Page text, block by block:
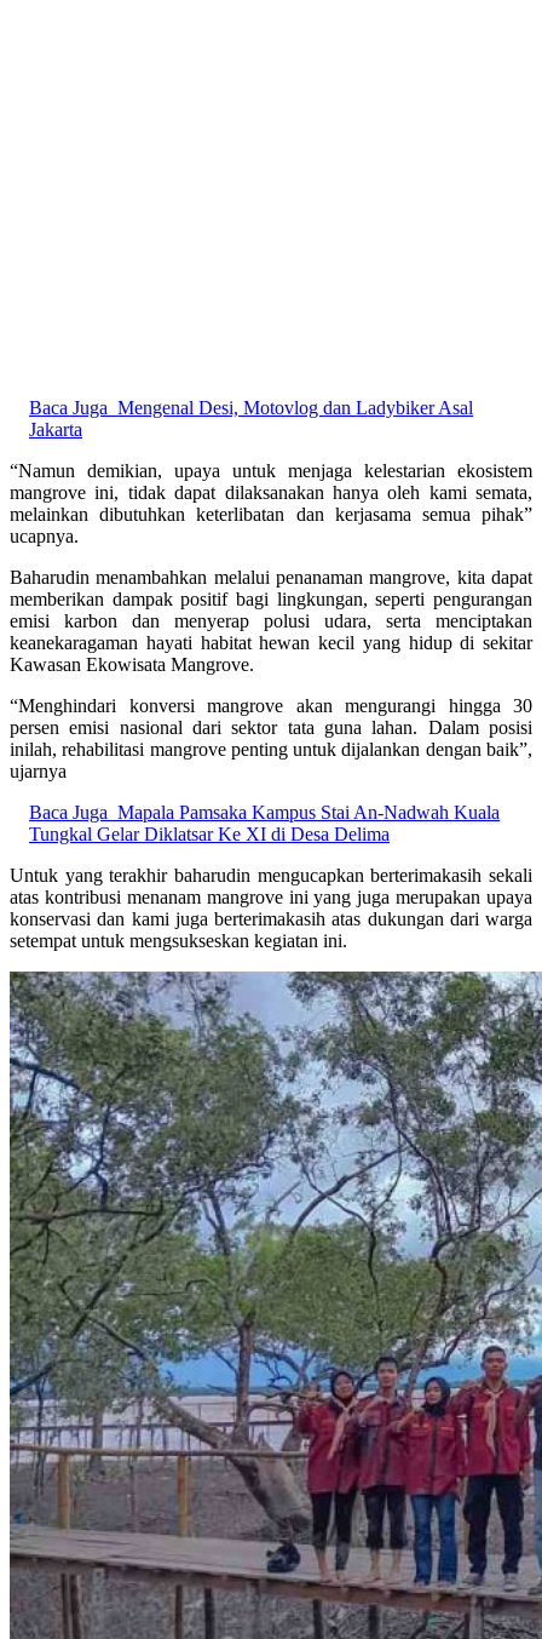
Baca Juga Mengenal Desi, Motovlog dan Ladybiker Asal
Jakarta
“Namun demikian, upaya untuk menjaga kelestarian ekosistem
mangrove ini, tidak dapat dilaksanakan hanya oleh kami semata,
melainkan dibutuhkan keterlibatan dan kerjasama semua pihak”
ucapnya.
Baharudin menambahkan melalui penanaman mangrove, kita dapat
memberikan dampak positif bagi lingkungan, seperti pengurangan
emisi karbon dan menyerap polusi udara, serta menciptakan
keanekaragaman hayati habitat hewan kecil yang hidup di sekitar
Kawasan Ekowisata Mangrove.
“Menghindari konversi mangrove akan mengurangi hingga 30
persen emisi nasional dari sektor tata guna lahan. Dalam posisi
inilah, rehabilitasi mangrove penting untuk dijalankan dengan baik”,
ujarnya
Baca Juga Mapala Pamsaka Kampus Stai An-Nadwah Kuala
Tungkal Gelar Diklatsar Ke XI di Desa Delima
Untuk yang terakhir baharudin mengucapkan berterimakasih sekali
atas kontribusi menanam mangrove ini yang juga merupakan upaya
konservasi dan kami juga berterimakasih atas dukungan dari warga
setempat untuk mengsukseskan kegiatan ini.